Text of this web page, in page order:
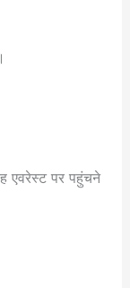
एवरेस्ट पर पहुंचने